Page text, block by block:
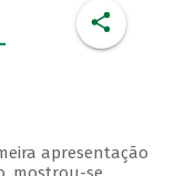
apresentação